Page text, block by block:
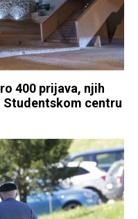
400 prijava, njih
Studentskom centru